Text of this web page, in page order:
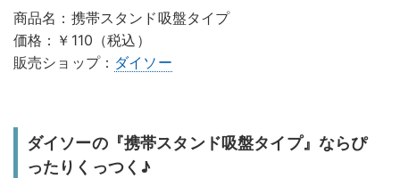
商品名：携帯スタンド吸盤タイプ
価格：￥110（税込）
販売ショップ： ダイソー
ダイソーの『携帯スタンド吸盤タイプ』ならぴ
ったりくっつく♪